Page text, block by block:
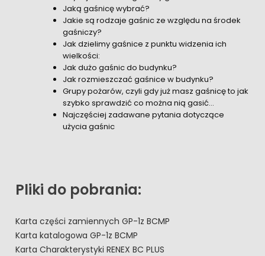
Jaką gaśnicę wybrać?
Jakie są rodzaje gaśnic ze względu na środek
gaśniczy?
Jak dzielimy gaśnice z punktu widzenia ich
wielkości:
Jak dużo gaśnic do budynku?
Jak rozmieszczać gaśnice w budynku?
Grupy pożarów, czyli gdy już masz gaśnicę to jak
szybko sprawdzić co można nią gasić…
Najczęściej zadawane pytania dotyczące
użycia gaśnic
Pliki do pobrania:
Karta części zamiennych GP-1z BCMP
Karta katalogowa GP-1z BCMP
Karta Charakterystyki RENEX BC PLUS